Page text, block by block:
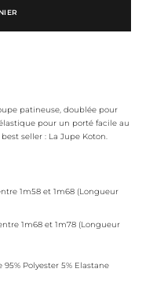
patineuse, doublée pour
pour un porté facile au
seller : La Jupe Koton.
1m58 et 1m68 (Longueur
1m68 et 1m78 (Longueur
95% Polyester 5% Elastane